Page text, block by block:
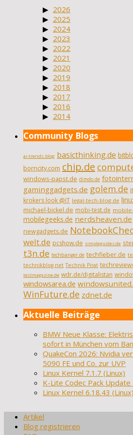
2026
2025
2024
2023
2022
2021
2020
2019
2018
2017
2016
2014
Community Blogs
ai-trends.blog basicthinking.de
borncity.com chip.de
windows-papst.de dimdo.de
gaminggadgets.de golem.de
krokers look @IT legal-tech-blog.de
michael-bickel.de mobi-test.de
mobilegeeks.de nerdsheaven.de
newgadgets.de
welt.de pcshow.de simpleguides.de
t3n.de techbanger.de techfieber.de
technikblog.net Technik Pirat
testmagazine.de wdr.de/digitalistan
windowsarea.de
WinFuture.de zdnet.de
Aktuelle Beiträge
BMW Neue Klasse:
sofort in München vom
QuakeCon 2026: Nvidia
5090 FE und Co. zur UVP
Linux Kernel 7.1.7 (Linux)
K-Lite Codec Pack Update
Linux Kernel 6.18.43 (Linux)
Artikel
Blog registrieren